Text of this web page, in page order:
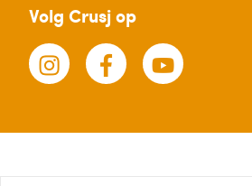
aan
het...
Volg Crusj op